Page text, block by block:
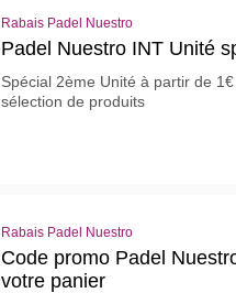
Rabais Padel Nuestro
Padel Nuestro INT Unité
Spécial 2ème Unité à partir de
sélection de produits
Rabais Padel Nuestro
Code promo Padel
votre panier